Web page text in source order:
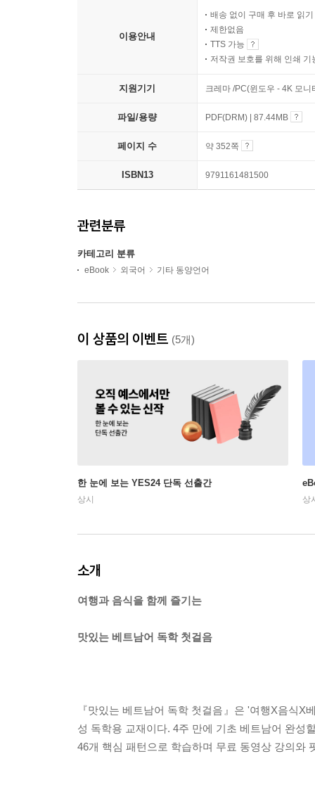
이용안내
배송 없이 구매 후 바로 읽기
제한없음
TTS 가능
저작권 보호를 위해 인쇄 기
지원기기 크레마 /PC(윈도우 - 4K 모
파일/용량 PDF(DRM) | 87.44MB
페이지 수 약 352쪽
ISBN13 9791161481500
관련분류
카테고리 분류
eBook 외국어 기타 동양언어
이 상품의 이벤트 (5개)
한 눈에 보는 YES24 단독 선출간
상시 상
소개
여행과 음식을 함께 즐기는
맛있는 베트남어 독학 첫걸음
『맛있는 베트남어 독학 첫걸음』은 '여행X음식
성 독학용 교재이다. 4주 만에 기초 베트남어 완성
46개 핵심 패턴으로 학습하며 무료 동영상 강의와